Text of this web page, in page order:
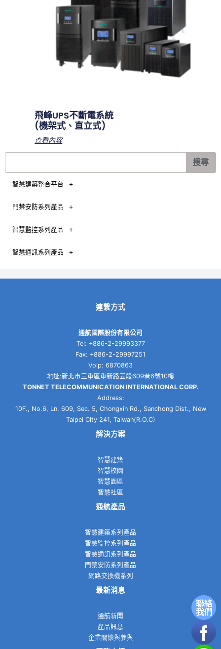
飛峰UPS不斷電系統
(機架式、直立式)
查看內容
搜尋
智慧建築整合平台
門禁安防系列產品
智慧監控系列產品
智慧通訊系列產品
連繫方式
通航國際股份有限公司
Tel: +886-2-29993377
Fax: +886-2-29997251
Voip: 6870863
地址:新北市三重區重新路五段609巷6號10樓
TONNET TELECOMMUNICATION INTERNATIONAL CORP.
Address:
10F., No.6, Ln. 609, Sec. 5, Chongxin Rd., Sanchong Dist., New
Taipei City 241, Taiwan(R.O.C)
解決方案
智慧建築
智慧校園
智慧園區
智慧社區
通航產品
智慧建築系列產品
智慧監控系列產品
智慧通訊系列產品
門禁安防系列產品
網路交換機系列
最新消息
通航新聞
產品訊息
企業關懷與參與